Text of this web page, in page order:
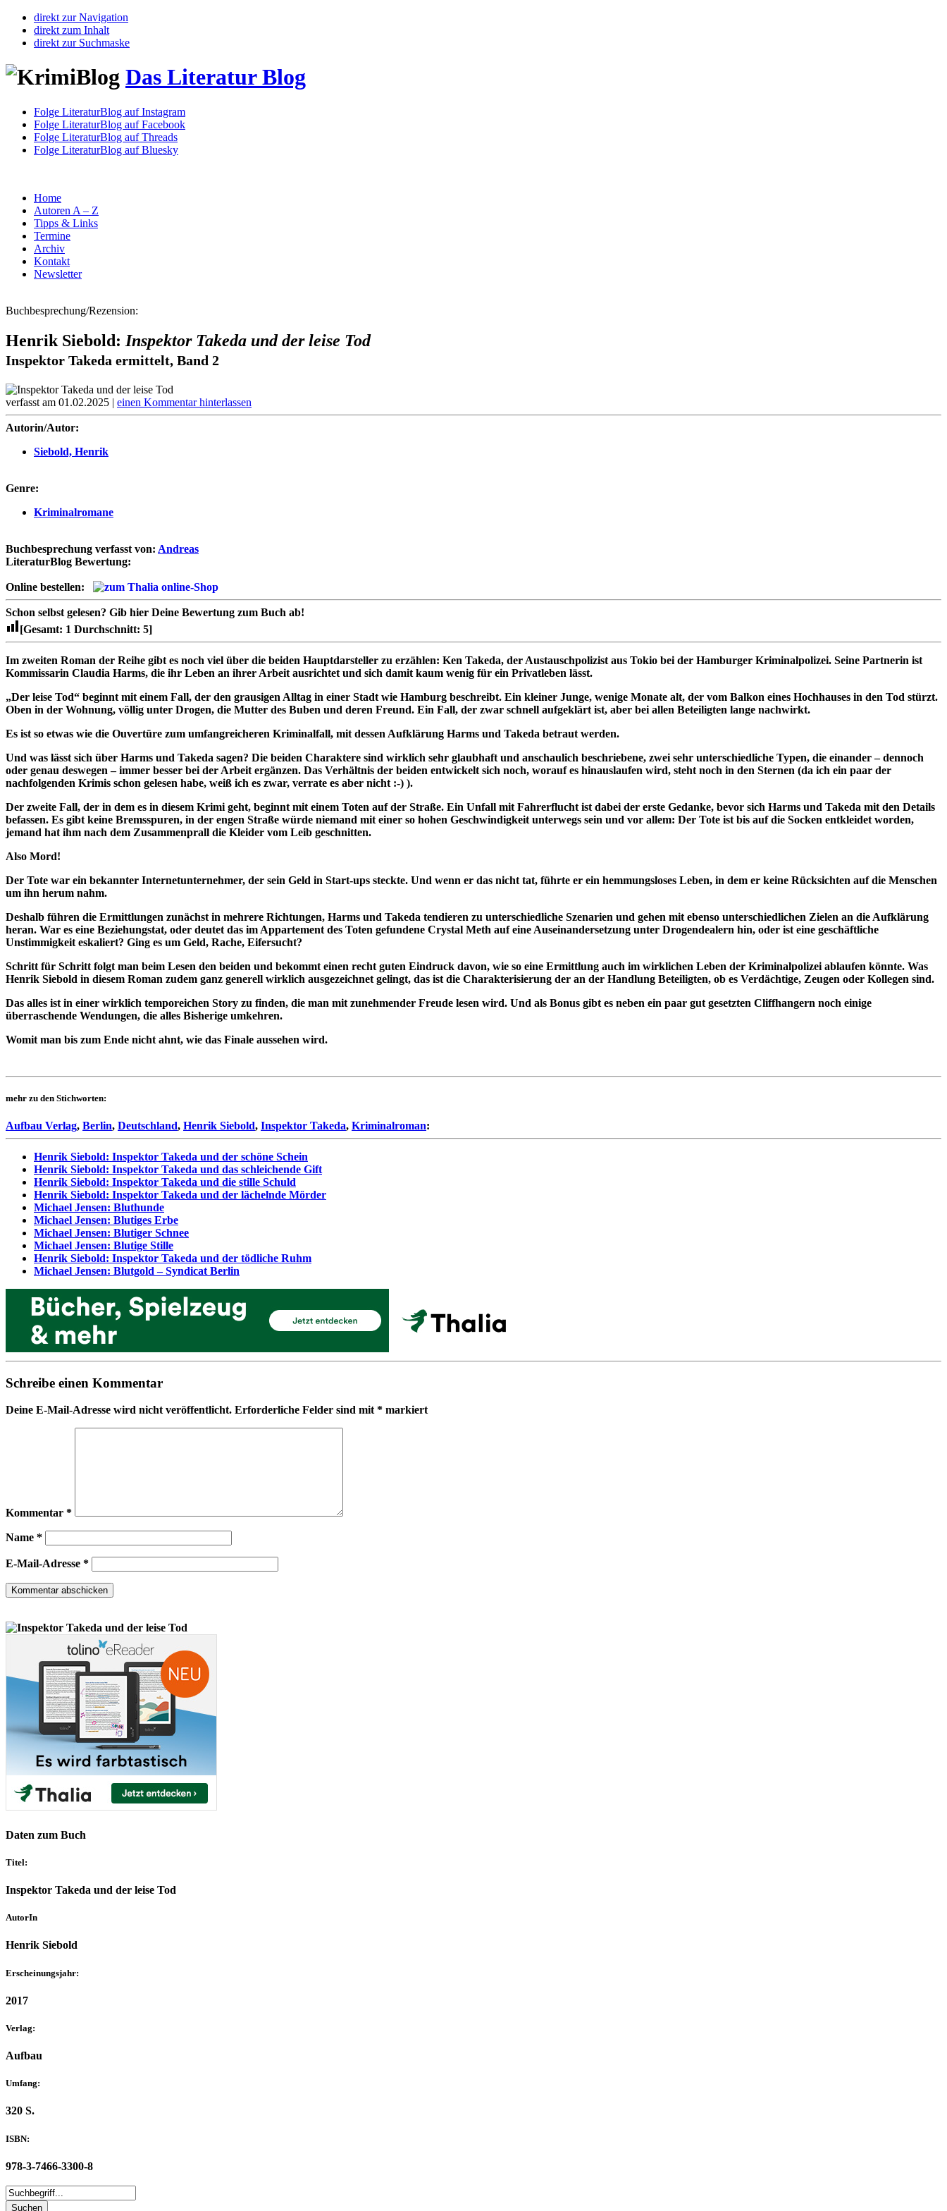
direkt zur Navigation
direkt zum Inhalt
direkt zur Suchmaske
Das Literatur Blog
Folge LiteraturBlog auf Instagram
Folge LiteraturBlog auf Facebook
Folge LiteraturBlog auf Threads
Folge LiteraturBlog auf Bluesky
Home
Autoren A – Z
Tipps & Links
Termine
Archiv
Kontakt
Newsletter
Buchbesprechung/Rezension:
Henrik Siebold: Inspektor Takeda und der leise Tod
Inspektor Takeda ermittelt, Band 2
verfasst am 01.02.2025 | einen Kommentar hinterlassen
Autorin/Autor:
Siebold, Henrik
Genre:
Kriminalromane
Buchbesprechung verfasst von: Andreas
LiteraturBlog Bewertung:
Online bestellen:
Schon selbst gelesen? Gib hier Deine Bewertung zum Buch ab!
[Gesamt: 1 Durchschnitt: 5]
Im zweiten Roman der Reihe gibt es noch viel über die beiden Hauptdarsteller zu erzählen: Ken Takeda, der Austauschpolizist aus Tokio bei der Hamburger Kriminalpolizei. Seine Partnerin ist
Kommissarin Claudia Harms, die ihr Leben an ihrer Arbeit ausrichtet und sich damit kaum wenig für ein Privatleben lässt.
„Der leise Tod“ beginnt mit einem Fall, der den grausigen Alltag in einer Stadt wie Hamburg beschreibt. Ein kleiner Junge, wenige Monate alt, der vom Balkon eines Hochhauses in den Tod stürzt.
Oben in der Wohnung, völlig unter Drogen, die Mutter des Buben und deren Freund. Ein Fall, der zwar schnell aufgeklärt ist, aber bei allen Beteiligten lange nachwirkt.
Es ist so etwas wie die Ouvertüre zum umfangreicheren Kriminalfall, mit dessen Aufklärung Harms und Takeda betraut werden.
Und was lässt sich über Harms und Takeda sagen? Die beiden Charaktere sind wirklich sehr glaubhaft und anschaulich beschriebene, zwei sehr unterschiedliche Typen, die einander – dennoch
oder genau deswegen – immer besser bei der Arbeit ergänzen. Das Verhältnis der beiden entwickelt sich noch, worauf es hinauslaufen wird, steht noch in den Sternen (da ich ein paar der
nachfolgenden Krimis schon gelesen habe, weiß ich es zwar, verrate es aber nicht :-) ).
Der zweite Fall, der in dem es in diesem Krimi geht, beginnt mit einem Toten auf der Straße. Ein Unfall mit Fahrerflucht ist dabei der erste Gedanke, bevor sich Harms und Takeda mit den Details
befassen. Es gibt keine Bremsspuren, in der engen Straße würde niemand mit einer so hohen Geschwindigkeit unterwegs sein und vor allem: Der Tote ist bis auf die Socken entkleidet worden,
jemand hat ihm nach dem Zusammenprall die Kleider vom Leib geschnitten.
Also Mord!
Der Tote war ein bekannter Internetunternehmer, der sein Geld in Start-ups steckte. Und wenn er das nicht tat, führte er ein hemmungsloses Leben, in dem er keine Rücksichten auf die Menschen
um ihn herum nahm.
Deshalb führen die Ermittlungen zunächst in mehrere Richtungen, Harms und Takeda tendieren zu unterschiedliche Szenarien und gehen mit ebenso unterschiedlichen Zielen an die Aufklärung
heran. War es eine Beziehungstat, oder deutet das im Appartement des Toten gefundene Crystal Meth auf eine Auseinandersetzung unter Drogendealern hin, oder ist eine geschäftliche
Unstimmigkeit eskaliert? Ging es um Geld, Rache, Eifersucht?
Schritt für Schritt folgt man beim Lesen den beiden und bekommt einen recht guten Eindruck davon, wie so eine Ermittlung auch im wirklichen Leben der Kriminalpolizei ablaufen könnte. Was
Henrik Siebold in diesem Roman zudem ganz generell wirklich ausgezeichnet gelingt, das ist die Charakterisierung der an der Handlung Beteiligten, ob es Verdächtige, Zeugen oder Kollegen sind.
Das alles ist in einer wirklich temporeichen Story zu finden, die man mit zunehmender Freude lesen wird. Und als Bonus gibt es neben ein paar gut gesetzten Cliffhangern noch einige
überraschende Wendungen, die alles Bisherige umkehren.
Womit man bis zum Ende nicht ahnt, wie das Finale aussehen wird.
mehr zu den Stichworten:
Aufbau Verlag, Berlin, Deutschland, Henrik Siebold, Inspektor Takeda, Kriminalroman:
Henrik Siebold: Inspektor Takeda und der schöne Schein
Henrik Siebold: Inspektor Takeda und das schleichende Gift
Henrik Siebold: Inspektor Takeda und die stille Schuld
Henrik Siebold: Inspektor Takeda und der lächelnde Mörder
Michael Jensen: Bluthunde
Michael Jensen: Blutiges Erbe
Michael Jensen: Blutiger Schnee
Michael Jensen: Blutige Stille
Henrik Siebold: Inspektor Takeda und der tödliche Ruhm
Michael Jensen: Blutgold – Syndicat Berlin
Schreibe einen Kommentar
Deine E-Mail-Adresse wird nicht veröffentlicht. Erforderliche Felder sind mit* markiert
Kommentar *
Name *
E-Mail-Adresse *
Daten zum Buch
Titel:
Inspektor Takeda und der leise Tod
AutorIn
Henrik Siebold
Erscheinungsjahr:
2017
Verlag:
Aufbau
Umfang:
320 S.
ISBN:
978-3-7466-3300-8